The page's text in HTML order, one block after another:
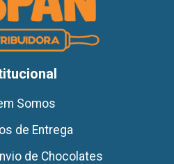
Somos
de Entrega
de Chocolates